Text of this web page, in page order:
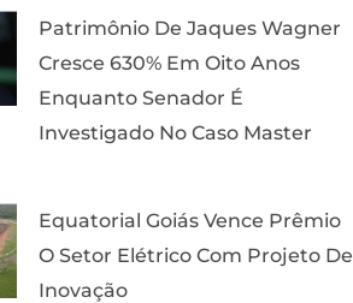
Patrimônio De Jaques Wagner
Cresce 630% Em Oito Anos
Enquanto Senador É
Investigado No Caso Master
Equatorial Goiás Vence Prêmio
O Setor Elétrico Com Projeto De
Inovação